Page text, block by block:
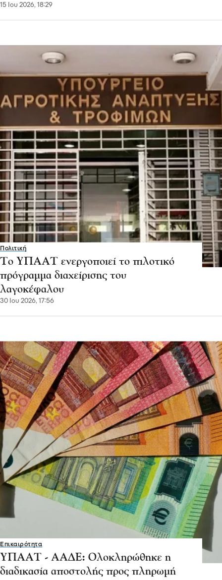
15 Ιου 2026, 18:29
Πολιτική
Το ΥΠΑΑΤ ενεργοποιεί το πιλοτικό
πρόγραμμα διαχείρισης του
λαγοκέφαλου
30 Ιου 2026, 17:56
Επικαιρότητα
ΥΠΑΑΤ - ΑΑΔΕ: Ολοκληρώθηκε η
διαδικασία αποστολής προς πληρωμή